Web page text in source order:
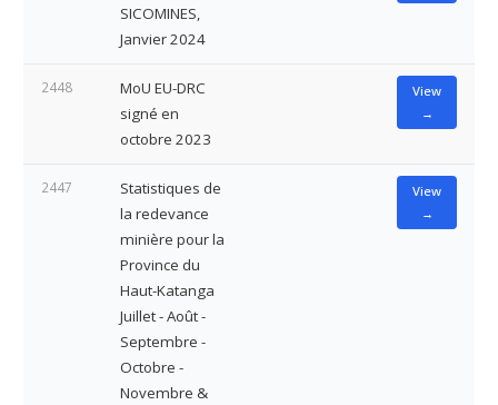
SICOMINES,
Janvier 2024
2448
MoU EU-DRC
signé en
octobre 2023
View
→
2447
Statistiques de
la redevance
minière pour la
Province du
Haut-Katanga
Juillet - Août -
Septembre -
Octobre -
Novembre &
View
→